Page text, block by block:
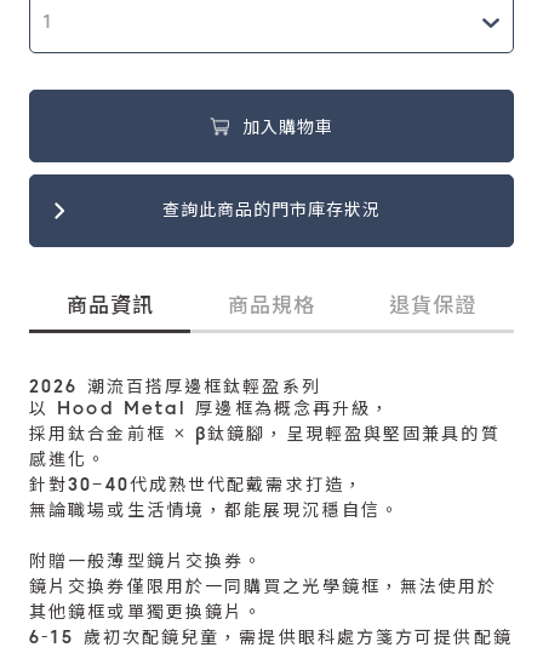
加入購物車
查詢此商品的門市庫存狀況
商品資訊 商品規格 退貨保證
2026 潮流百搭厚邊框鈦輕盈系列
以 Hood Metal 厚邊框為概念再升級，
採用鈦合金前框 × β鈦鏡腳，呈現輕盈與堅固兼具的質
感進化。
針對30–40代成熟世代配戴需求打造，
無論職場或生活情境，都能展現沉穩自信。
附贈一般薄型鏡片交換券。
鏡片交換券僅限用於一同購買之光學鏡框，無法使用於
其他鏡框或單獨更換鏡片。
6-15 歲初次配鏡兒童，需提供眼科處方箋方可提供配鏡